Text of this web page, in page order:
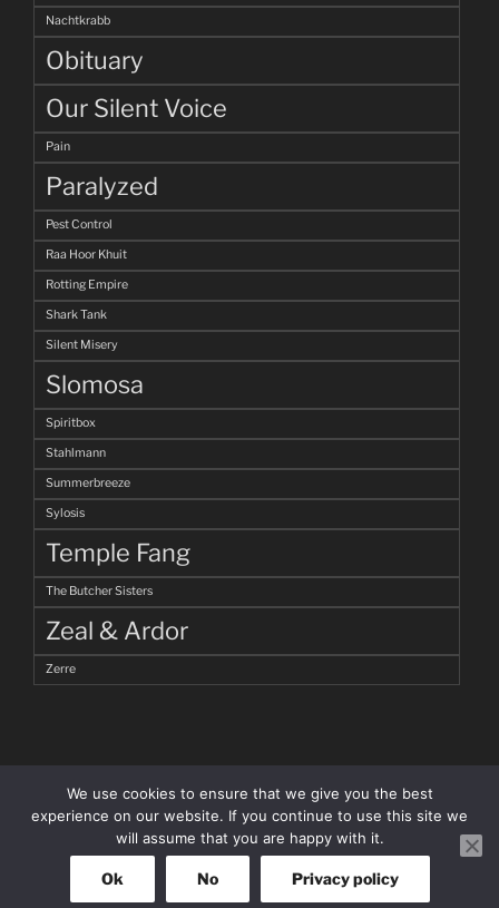
Nachtkrabb
Obituary
Our Silent Voice
Pain
Paralyzed
Pest Control
Raa Hoor Khuit
Rotting Empire
Shark Tank
Silent Misery
Slomosa
Spiritbox
Stahlmann
Summerbreeze
Sylosis
Temple Fang
The Butcher Sisters
Zeal & Ardor
Zerre
facebookInstagram
We use cookies to ensure that we give you the best
experience on our website. If you continue to use this site we
will assume that you are happy with it.
Ok No Privacy policy